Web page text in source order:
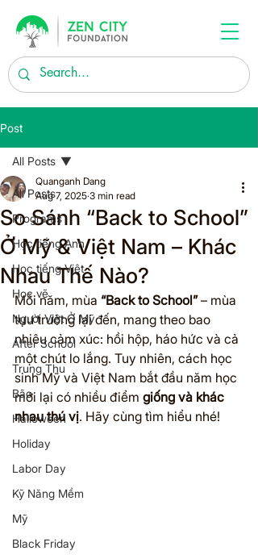
Post
All Posts
Programs
Học tiếng Anh
Học tiếng Việt
Học vẽ
Người Việt Ở Mỹ
After School
Trung Thu
Bão
Halloween
Holiday
Labor Day
Kỹ Năng Mềm
Mỹ
Black Friday
All Posts
So Sánh “Back to School”
Ở Mỹ & Việt Nam – Khác
Nhau Thế Nào?
Quanganh Dang
Aug 7, 2025 3 min read
Mỗi năm, mùa “Back to School” – mùa
tựu trường lại đến, mang theo bao
nhiêu cảm xúc: hồi hộp, háo hức và cả
một chút lo lắng. Tuy nhiên, cách học
sinh Mỹ và Việt Nam bắt đầu năm học
mới lại có nhiều điểm giống và khác
nhau thú vị. Hãy cùng tìm hiểu nhé!